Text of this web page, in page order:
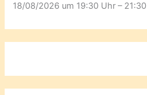
18/08/2026 um 19:30 Uhr – 21:30